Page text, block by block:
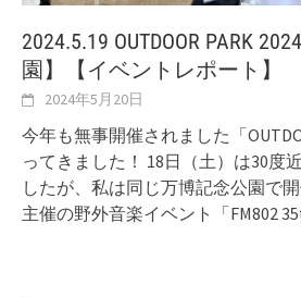
2024.5.19 OUTDOOR PARK
園】【イベントレポート】
2024年5月20日
今年も無事開催されました「
ってきました！ 18日（土）は30度
したが、私は同じ万博記念公園で
主催の野外音楽イベント「FM802